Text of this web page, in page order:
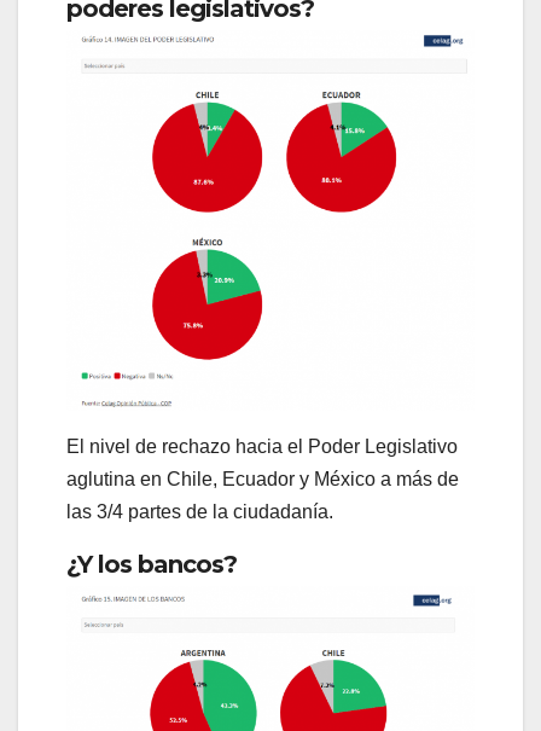
poderes legislativos?
El nivel de rechazo hacia el Poder Legislativo
aglutina en Chile, Ecuador y México a más de
las 3/4 partes de la ciudadanía.
¿Y los bancos?